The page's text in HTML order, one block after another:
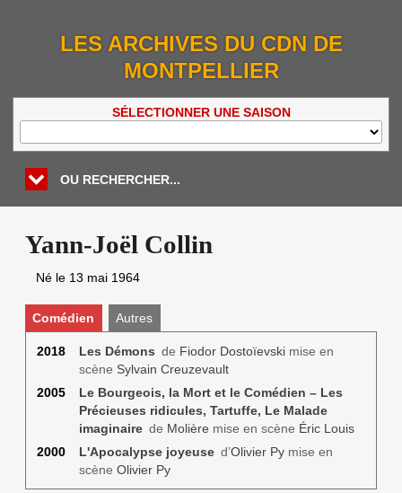
LES ARCHIVES DU CDN DE
MONTPELLIER
SÉLECTIONNER UNE SAISON
OU RECHERCHER...
Yann-Joël Collin
Né le 13 mai 1964
Comédien Autres
2018 Les Démons de Fiodor Dostoïevskimise en
scène Sylvain Creuzevault
2005
Le Bourgeois, la Mort et le Comédien – Les
Précieuses ridicules, Tartuffe, Le Malade
imaginairede Molière mise en scène Éric Louis
2000
L'Apocalypse joyeused’Olivier Pymise en
scène Olivier Py